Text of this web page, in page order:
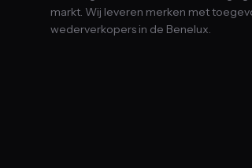
markt. Wij leveren merken met
wederverkopers in de Benelux.